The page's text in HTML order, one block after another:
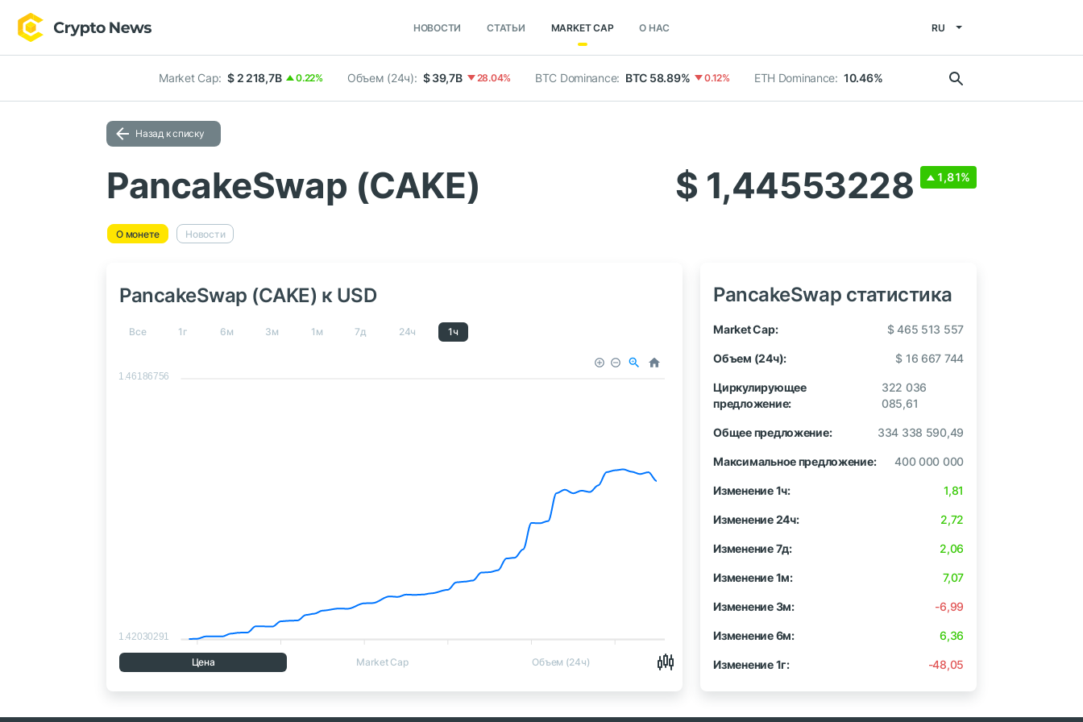
НОВОСТИ СТАТЬИ MARKET CAP О НАС RU
Market Cap: $ 2 218,7B 0.22% Объем (24ч): $ 39,7B 28.04% BTC Dominance: BTC 58.89% 0.12% ETH Dominance: 10.46%
Назад к списку
PancakeSwap (CAKE) $ 1,44553228 1,81%
О монете Новости
PancakeSwap (CAKE) к USD
Все 1г 6м 3м 1м 7д 24ч 1ч
1.46186756
1.42030291
Цена Market Cap Объем (24ч)
PancakeSwap статистика
Market Cap: $ 465 513 557
Объем (24ч): $ 16 667 744
Циркулирующее
предложение:
322 036
085,61
Общее предложение: 334 338 590,49
Максимальное предложение: 400 000 000
Изменение 1ч: 1,81
Изменение 24ч: 2,72
Изменение 7д: 2,06
Изменение 1м: 7,07
Изменение 3м: -6,99
Изменение 6м: 6,36
Изменение 1г: -48,05